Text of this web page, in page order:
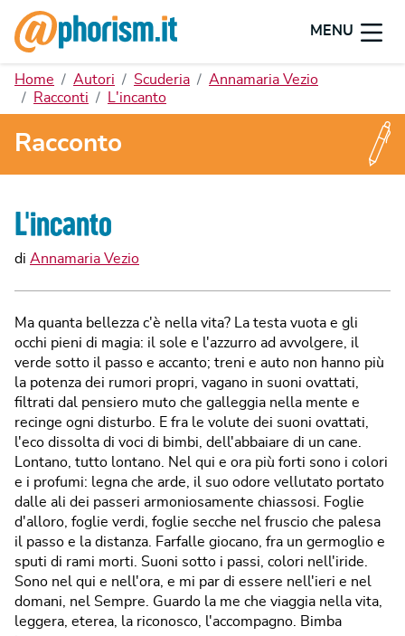
MENU
Home Autori Scuderia
Annamaria Vezio
Racconti
L'incanto
Racconto
L'incanto
di Annamaria Vezio
Ma quanta bellezza c'è nella vita? La testa vuota e gli
occhi pieni di magia: il sole e l'azzurro ad avvolgere, il
verde sotto il passo e accanto; treni e auto non hanno più
la potenza dei rumori propri, vagano in suoni ovattati,
filtrati dal pensiero muto che galleggia nella mente e
recinge ogni disturbo. E fra le volute dei suoni ovattati,
l'eco dissolta di voci di bimbi, dell'abbaiare di un cane.
Lontano, tutto lontano. Nel qui e ora più forti sono i colori
e i profumi: legna che arde, il suo odore vellutato portato
dalle ali dei passeri armoniosamente chiassosi. Foglie
d'alloro, foglie verdi, foglie secche nel fruscio che palesa
il passo e la distanza. Farfalle giocano, fra un germoglio e
sputi di rami morti. Suoni sotto i passi, colori nell'iride.
Sono nel qui e nell'ora, e mi par di essere nell'ieri e nel
domani, nel Sempre. Guardo la me che viaggia nella vita,
leggera, eterea, la riconosco, l'accompagno. Bimba